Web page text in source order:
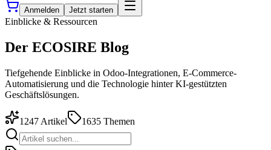
Anmelden Jetzt starten
Einblicke & Ressourcen
Der ECOSIRE Blog
Tiefgehende Einblicke in Odoo-Integrationen, E-Commerce-
Automatisierung und die Technologie hinter KI-gestützten
Geschäftslösungen.
1247 Artikel 1635 Themen